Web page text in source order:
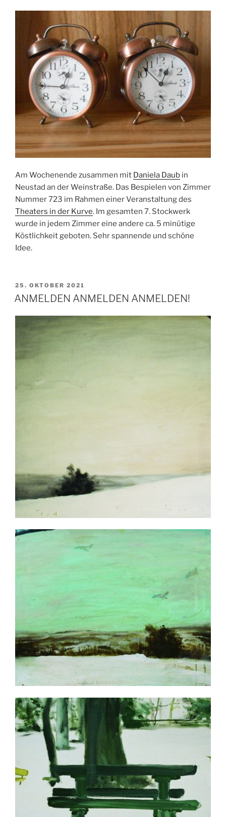
Am Wochenende zusammen mit Daniela Daub in
Neustad an der Weinstraße. Das Bespielen von Zimmer
Nummer 723 im Rahmen einer Veranstaltung des
Theaters in der Kurve. Im gesamten 7. Stockwerk
wurde in jedem Zimmer eine andere ca. 5 minütige
Köstlichkeit geboten. Sehr spannende und schöne
Idee.
VERÖFFENTLICHT
AM
25. OKTOBER 2021
ANMELDEN ANMELDEN ANMELDEN!